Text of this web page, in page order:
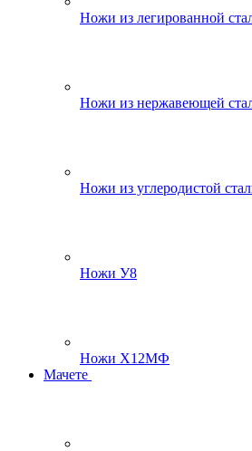
Ножи из легированной
Ножи из нержавеющей
Ножи из углеродистой
Ножи У8
Ножи Х12МФ
Мачете